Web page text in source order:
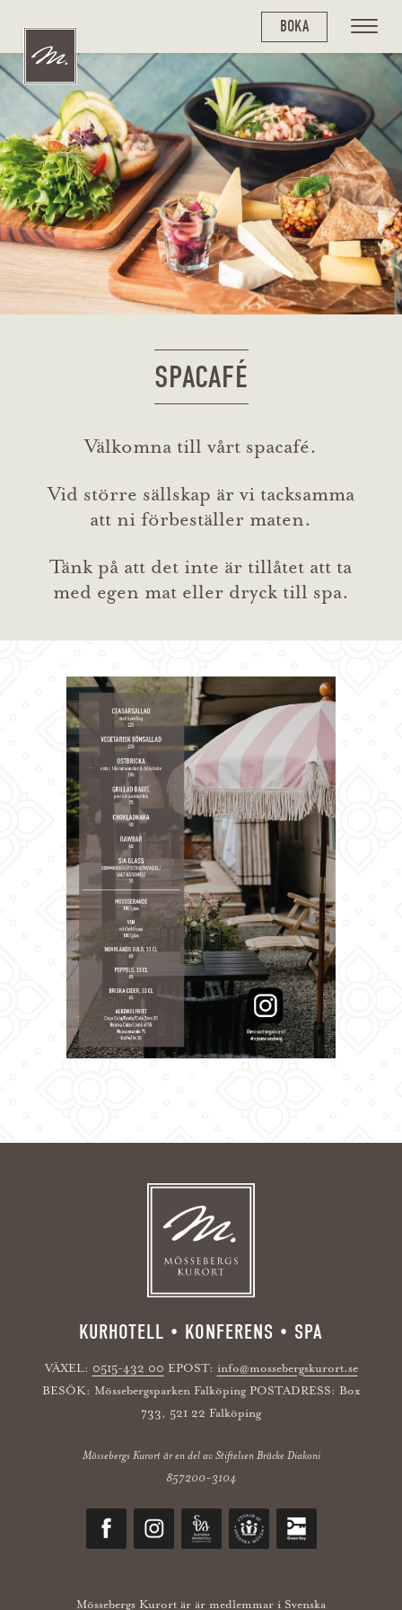
BOKA
SPACAFÉ
Välkomna till vårt spacafé.
Vid större sällskap är vi tacksamma
att ni förbeställer maten.
Tänk på att det inte är tillåtet att ta
med egen mat eller dryck till spa.
KURHOTELL • KONFERENS • SPA
VÄXEL: 0515-432 00 EPOST: info@mossebergskurort.se
BESÖK: Mössebergsparken Falköping POSTADRESS: Box
733, 521 22 Falköping
Mössebergs Kurort är en del av Stiftelsen Bräcke Diakoni
857200-3104
Mössebergs Kurort är är medlemmar i Svenska